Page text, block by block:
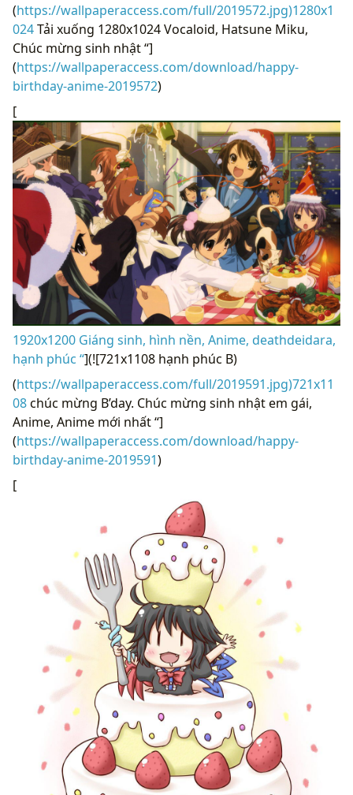
(https://wallpaperaccess.com/full/2019572.jpg)1280x1
024Tải xuống 1280x1024 Vocaloid, Hatsune Miku,
Chúc mừng sinh nhật “]
(https://wallpaperaccess.com/download/happy-
birthday-anime-2019572)
[
1920x1200 Giáng sinh, hình nền, Anime, deathdeidara,
hạnh phúc “](![721x1108 hạnh phúc B)
(https://wallpaperaccess.com/full/2019591.jpg)721x11
08chúc mừng B’day. Chúc mừng sinh nhật em gái,
Anime, Anime mới nhất “]
(https://wallpaperaccess.com/download/happy-
birthday-anime-2019591)
[